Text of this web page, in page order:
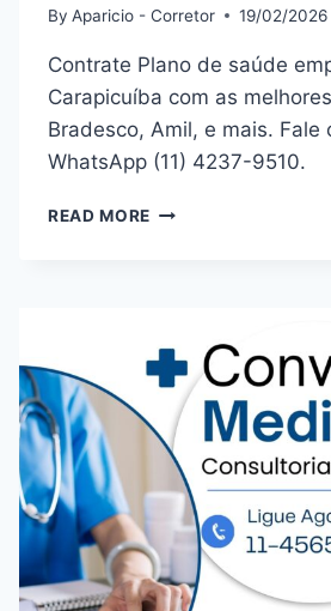
By Aparicio - Corretor 19/02/2026
Contrate Plano de saúde
Carapicuíba com as
Bradesco, Amil, e mais. Fale
WhatsApp (11) 4237-9510.
READ MORE PLANO
OPÇÕES
E
PREÇOS